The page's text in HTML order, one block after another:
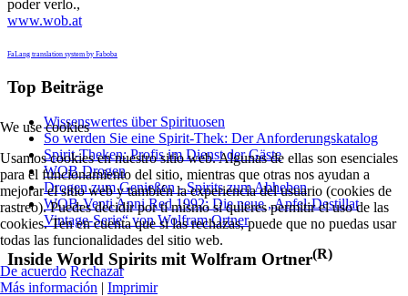
poder verlo.,
www.wob.at
FaLang translation system by Faboba
Top Beiträge
Wissenswertes über Spirituosen
So werden Sie eine Spirit-Thek: Der Anforderungskatalog
Spirit-Theken: Profis im Dienst der Gäste
WOB Drogen
Drogen zum Genießen - Spirits zum Abheben
WOB-Venti Anni Red 1992: Die neue „Apfel-Destillat
Vintage-Serie“ von Wolfram Ortner
Inside World Spirits mit Wolfram Ortner(R)
We use cookies
Usamos cookies en nuestro sitio web. Algunas de ellas son esenciales
para el funcionamiento del sitio, mientras que otras nos ayudan a
mejorar el sitio web y también la experiencia del usuario (cookies de
rastreo). Puedes decidir por ti mismo si quieres permitir el uso de las
cookies. Ten en cuenta que si las rechazas, puede que no puedas usar
todas las funcionalidades del sitio web.
De acuerdo Rechazar
Más información | Imprimir